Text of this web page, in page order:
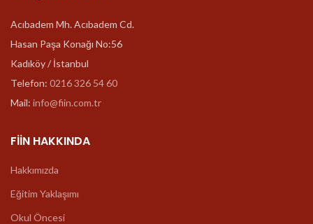
Acıbadem Mh. Acıbadem Cd.
Hasan Paşa Konağı No:56
Kadıköy / İstanbul
Telefon: 0216 326 54 60
Mail: info@fiin.com.tr
FIIN HAKKINDA
Hakkımızda
Eğitim Yaklaşımı
Okul Öncesi